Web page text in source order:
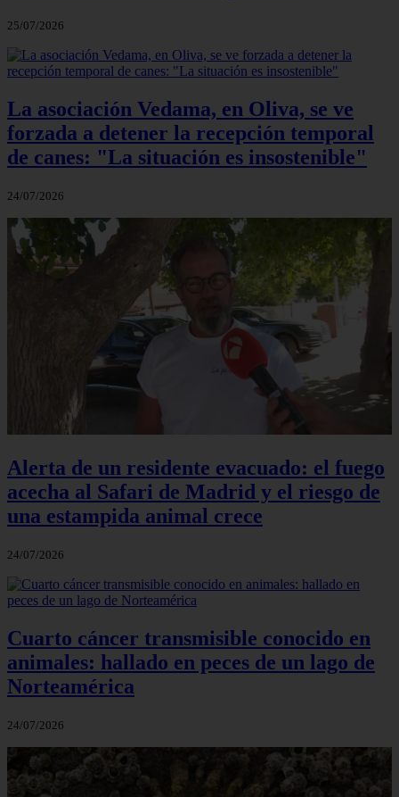
25/07/2026
La asociación Vedama, en Oliva, se ve
forzada a detener la recepción temporal
de canes: "La situación es insostenible"
24/07/2026
Alerta de un residente evacuado: el fuego
acecha al Safari de Madrid y el riesgo de
una estampida animal crece
24/07/2026
Cuarto cáncer transmisible conocido en
animales: hallado en peces de un lago de
Norteamérica
24/07/2026